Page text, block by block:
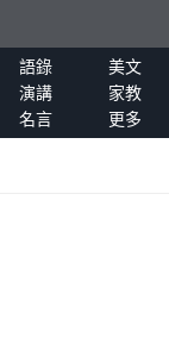
語錄
美文
演講
家教
名言 更多